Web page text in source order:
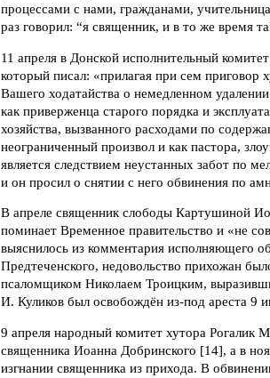
процессами с нами, гражданами,
раз говорил: “я священник, и в то же время
11 апреля в Донской исполнительный
который писал: «прилагая при сем
Вашего ходатайства о немедленном
как приверженца старого порядка и
хозяйства, вызванного расходами по
неограниченный произвол и как пастора,
является следствием неустанных забот по
и он просил о снятии с него обвинения по
В апреле священник слободы Картушиной
поминает Временное правительство и «не
выяснилось из комментария исполняющего
Предтеченского, недовольство прихожан
псаломщиком Николаем Троицким,
И. Куликов был освобождён из-под ареста 9
9 апреля народный комитет хутора Рогалик
священника Иоанна Добринского [14], а в
изгнании священника из прихода. В